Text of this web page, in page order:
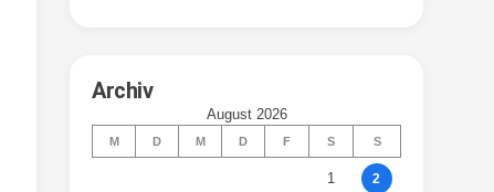
Archiv
August 2026
M D M D F S S
1 2